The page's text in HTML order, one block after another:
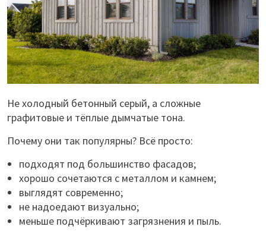
Не холодный бетонный серый, а сложные
графитовые и тёплые дымчатые тона.
Почему они так популярны? Всё просто:
подходят под большинство фасадов;
хорошо сочетаются с металлом и камнем;
выглядят современно;
не надоедают визуально;
меньше подчёркивают загрязнения и пыль.